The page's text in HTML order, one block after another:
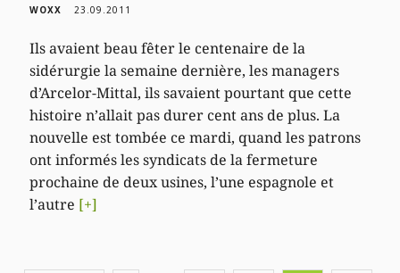
WOXX 23.09.2011
Ils avaient beau fêter le centenaire de la
sidérurgie la semaine dernière, les managers
d’Arcelor-Mittal, ils savaient pourtant que cette
histoire n’allait pas durer cent ans de plus. La
nouvelle est tombée ce mardi, quand les patrons
ont informés les syndicats de la fermeture
prochaine de deux usines, l’une espagnole et
l’autre [+]